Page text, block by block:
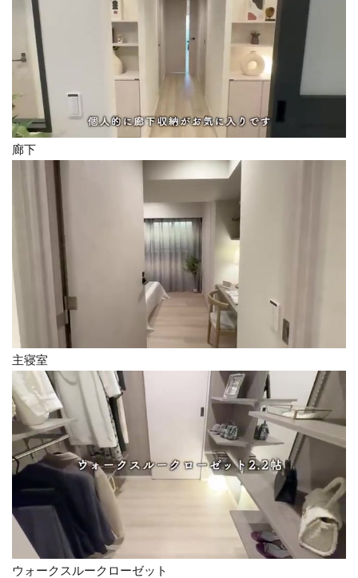
廊下
主寝室
ウォークスルークローゼット